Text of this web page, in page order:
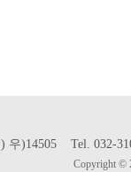
) 우)14505 Tel.
Copyright ©